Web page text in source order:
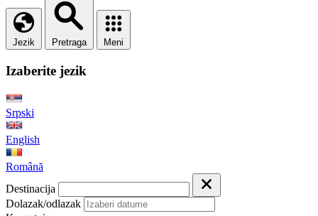
Jezik Pretraga Meni
Izaberite jezik
Srpski
English
Română
Destinacija
Dolazak/odlazak